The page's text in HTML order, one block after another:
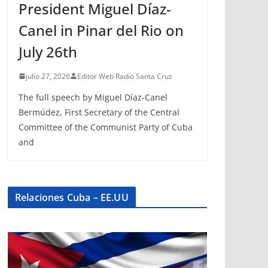
President Miguel Díaz-
Canel in Pinar del Rio on
July 26th
julio 27, 2026 Editor Web Radio Santa Cruz
The full speech by Miguel Díaz-Canel
Bermúdez, First Secretary of the Central
Committee of the Communist Party of Cuba
and
Relaciones Cuba – EE.UU